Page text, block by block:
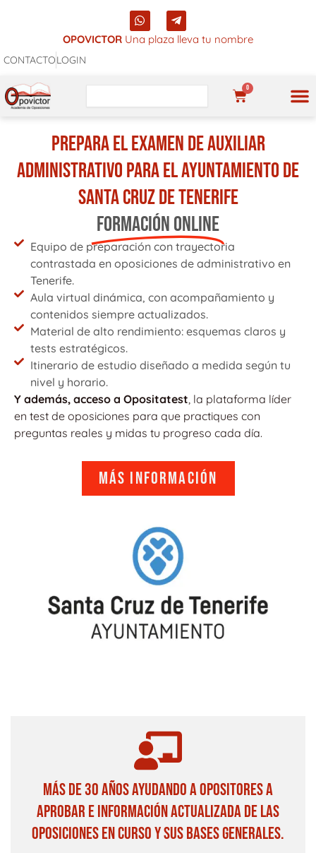
W
h
a
p
T
e
l
a
-
a
n
OPOVICTOR Una plaza lleva tu nombre
CONTACTOLOGIN
0
CARRITO
PREPARA EL EXAMEN DE AUXILIAR
ADMINISTRATIVO PARA EL AYUNTAMIENTO DE
SANTA CRUZ DE TENERIFE
FORMACIÓN ONLINE
Equipo de preparación con trayectoria
contrastada en oposiciones de administrativo en
Tenerife.
Aula virtual dinámica, con acompañamiento y
contenidos siempre actualizados.
Material de alto rendimiento: esquemas claros y
tests estratégicos.
Itinerario de estudio diseñado a medida según tu
nivel y horario.
Y además, acceso a Opositatest , la plataforma líder
en test de oposiciones para que practiques con
preguntas reales y midas tu progreso cada día.
Más información
MÁS DE 30 AÑOS AYUDANDO A OPOSITORES A
APROBAR E INFORMACIÓN ACTUALIZADA DE LAS
OPOSICIONES EN CURSO Y SUS BASES GENERALES.